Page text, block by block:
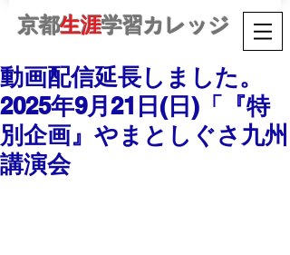
京都生涯学習カレッジ
動画配信延長しました。
2025年9月21日(日)「『特
別企画』やまとしぐさ九州
講演会